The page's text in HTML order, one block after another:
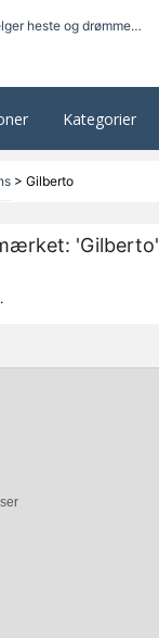
Kategorier
> Gilberto
'Gilberto'